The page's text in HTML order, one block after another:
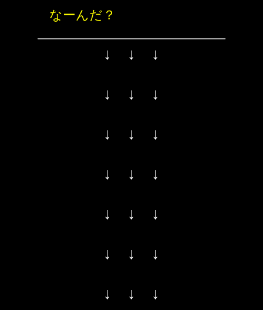
なーんだ？
↓ ↓ ↓
↓ ↓ ↓
↓ ↓ ↓
↓ ↓ ↓
↓ ↓ ↓
↓ ↓ ↓
↓ ↓ ↓